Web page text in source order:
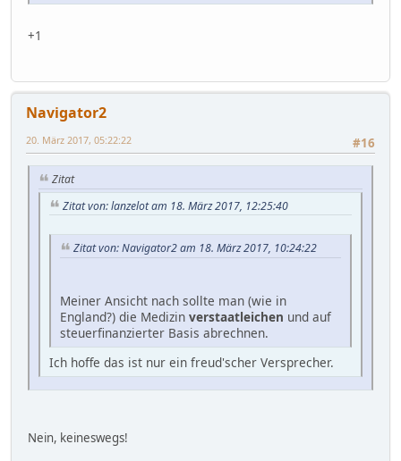
+1
Navigator2
#16
20. März 2017, 05:22:22
Zitat
Zitat von: lanzelot am 18. März 2017, 12:25:40
Zitat von: Navigator2 am 18. März 2017, 10:24:22
Meiner Ansicht nach sollte man (wie in
England?) die Medizin verstaatleichen und auf
steuerfinanzierter Basis abrechnen.
Ich hoffe das ist nur ein freud'scher Versprecher.
Nein, keineswegs!